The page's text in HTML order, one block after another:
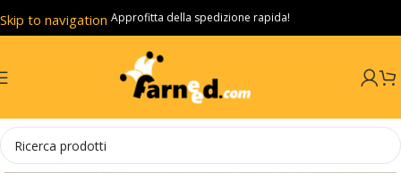
Skip to navigation
Skip to main content
Approfitta della spedizione rapida!